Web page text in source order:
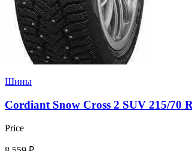
Шины
Cordiant Snow Cross 2 SUV 215/70
Price